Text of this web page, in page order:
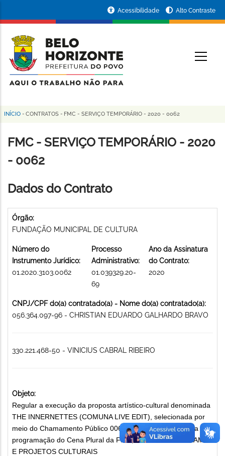
conteúdo
principal
da
Prefeitura
de
Horizonte
Acessibilidade Alto Contraste
Trilha
de
navegação
INÍCIO - CONTRATOS - FMC - SERVIÇO TEMPORÁRIO - 2020 - 0062
FMC - SERVIÇO TEMPORÁRIO - 2020
- 0062
Dados do Contrato
Órgão:
FUNDAÇÃO MUNICIPAL DE CULTURA
Número do
Instrumento Jurídico:
01.2020.3103.0062
Processo
Administrativo:
01.039329.20-
69
Ano da Assinatura
do Contrato:
2020
CNPJ/CPF do(a) contratado(a) - Nome do(a) contratado(a):
056.364.097-96 - CHRISTIAN EDUARDO GALHARDO BRAVO
330.221.468-50 - VINICIUS CABRAL RIBEIRO
Objeto:
Regular a execução da proposta artístico-cultural denominada
THE INNERNETTES (COMUNA LIVE EDIT), selecionada por
meio do Chamamento Público 006/2020, que irá compor a
programação do Cena Plural da FMC, em 2020. PROGRAMAS
E PROJETOS CULTURAIS